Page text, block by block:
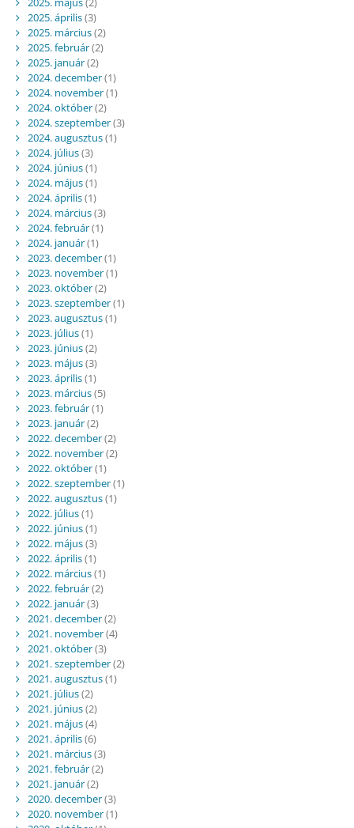
2025. április(3)
2025. március(2)
2025. február(2)
2025. január(2)
2024. december(1)
2024. november(1)
2024. október(2)
2024. szeptember(3)
2024. augusztus(1)
2024. július(3)
2024. június(1)
2024. május(1)
2024. április(1)
2024. március(3)
2024. február(1)
2024. január(1)
2023. december(1)
2023. november(1)
2023. október(2)
2023. szeptember(1)
2023. augusztus(1)
2023. július(1)
2023. június(2)
2023. május(3)
2023. április(1)
2023. március(5)
2023. február(1)
2023. január(2)
2022. december(2)
2022. november(2)
2022. október(1)
2022. szeptember(1)
2022. augusztus(1)
2022. július(1)
2022. június(1)
2022. május(3)
2022. április(1)
2022. március(1)
2022. február(2)
2022. január(3)
2021. december(2)
2021. november(4)
2021. október(3)
2021. szeptember(2)
2021. augusztus(1)
2021. július(2)
2021. június(2)
2021. május(4)
2021. április(6)
2021. március(3)
2021. február(2)
2021. január(2)
2020. december(3)
2020. november(1)